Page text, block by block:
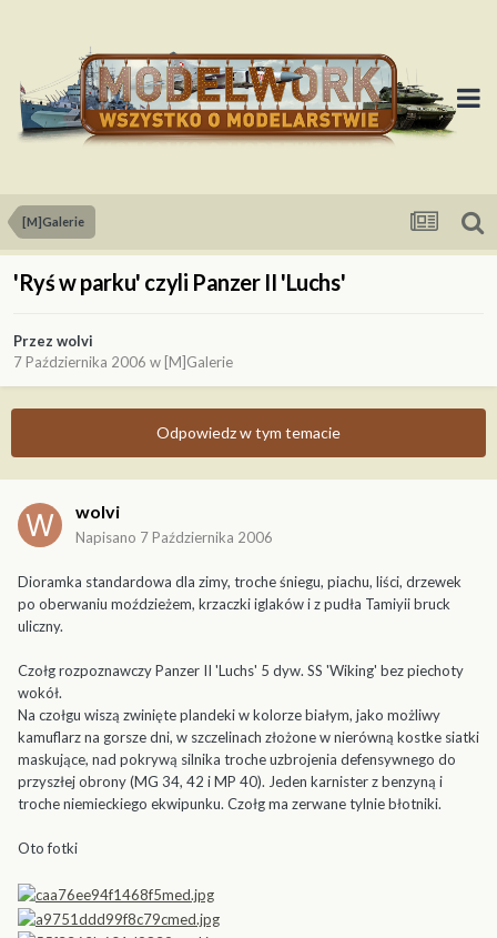
[M]Galerie
'Ryś w parku' czyli Panzer II 'Luchs'
Przez wolvi
7 Października 2006 w [M]Galerie
Odpowiedz w tym temacie
wolvi
Napisano 7 Października 2006
Dioramka standardowa dla zimy, troche śniegu, piachu, liści, drzewek
po oberwaniu moździeżem, krzaczki iglaków i z pudła Tamiyii bruck
uliczny.
Czołg rozpoznawczy Panzer II 'Luchs' 5 dyw. SS 'Wiking' bez piechoty
wokół.
Na czołgu wiszą zwinięte plandeki w kolorze białym, jako możliwy
kamuflarz na gorsze dni, w szczelinach złożone w nierówną kostke siatki
maskujące, nad pokrywą silnika troche uzbrojenia defensywnego do
przyszłej obrony (MG 34, 42 i MP 40). Jeden karnister z benzyną i
troche niemieckiego ekwipunku. Czołg ma zerwane tylnie błotniki.
Oto fotki